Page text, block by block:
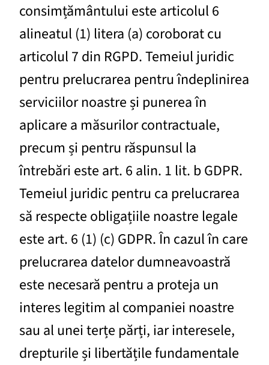
consimțământului este articolul 6
alineatul (1) litera (a) coroborat cu
articolul 7 din RGPD. Temeiul juridic
pentru prelucrarea pentru îndeplinirea
serviciilor noastre și punerea în
aplicare a măsurilor contractuale,
precum și pentru răspunsul la
întrebări este art. 6 alin. 1 lit. b GDPR.
Temeiul juridic pentru ca prelucrarea
să respecte obligațiile noastre legale
este art. 6 (1) (c) GDPR. În cazul în care
prelucrarea datelor dumneavoastră
este necesară pentru a proteja un
interes legitim al companiei noastre
sau al unei terțe părți, iar interesele,
drepturile și libertățile fundamentale